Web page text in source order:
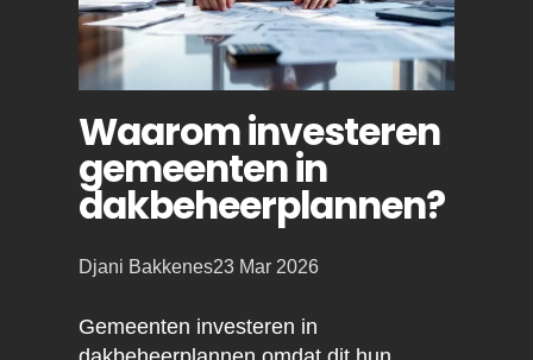
Waarom investeren
gemeenten in
dakbeheerplannen?
Posted
Djani Bakkenes23 Mar 2026
Gemeenten investeren in